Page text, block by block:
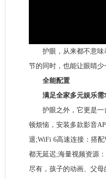
护眼，从来都不意味
节的同时，也能让眼睛少
全能配置
满足全家多元娱乐需
护眼之外，它更是一
顿烦恼，安装多款影音
退;WiFi 6高速连接：搭
都无延迟;海量视频资源
尽有，孩子的动画、父